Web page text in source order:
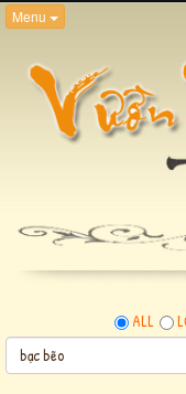
Menu
ALL